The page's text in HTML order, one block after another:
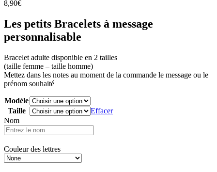
8,90€
Les petits Bracelets à message
personnalisable
Bracelet adulte disponible en 2 tailles
(taille femme – taille homme)
Mettez dans les notes au moment de la commande le message ou le
prénom souhaité
Modèle
Taille
Effacer
Nom
Couleur des lettres